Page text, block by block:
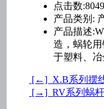
点击数:8049
产品类别:
产品描述:
造，蜗轮
于塑料、
[←] X.B系列摆
[→] RV系列蜗